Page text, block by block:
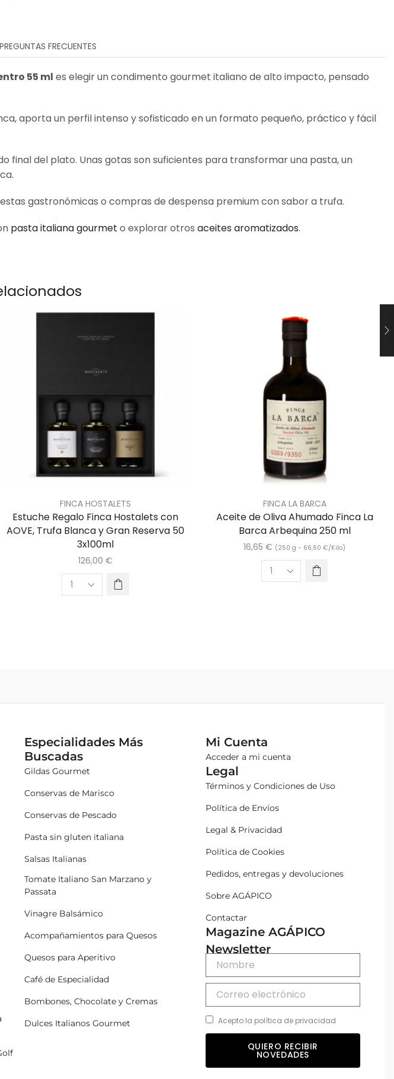
PREGUNTAS FRECUENTES
55 ml es elegir un condimento gourmet italiano de alto impacto, pensado
aporta un perfil intenso y sofisticado en un formato pequeño, práctico y fácil
final del plato. Unas gotas son suficientes para transformar una pasta, un
gastronómicas o compras de despensa premium con sabor a trufa.
pasta italiana gourmet o explorar otros aceites aromatizados.
FINCA HOSTALETS
Estuche Regalo Finca Hostalets con
AOVE, Trufa Blanca y Gran Reserva 50
3x100ml
126,00 €
FINCA LA BARCA
Aceite de Oliva Ahumado Finca La
Barca Arbequina 250 ml
16,65 € (250 g - 66,60 €/Kilo)
Especialidades Más
Buscadas
Gildas Gourmet
Conservas de Marisco
Conservas de Pescado
Pasta sin gluten italiana
Salsas Italianas
Tomate Italiano San Marzano y
Passata
Vinagre Balsámico
Acompañamientos para Quesos
Quesos para Aperitivo
Café de Especialidad
Bombones, Chocolate y Cremas
Dulces Italianos Gourmet
Mi Cuenta
Acceder a mi cuenta
Legal
Términos y Condiciones de Uso
Política de Envíos
Legal & Privacidad
Política de Cookies
Pedidos, entregas y devoluciones
Sobre AGÁPICO
Contactar
Magazine AGÁPICO
Newsletter
Acepto la política de privacidad
QUIERO RECIBIR
NOVEDADES